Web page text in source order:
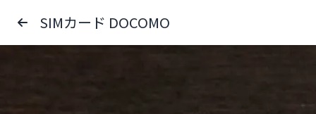
SIMカード DOCOMO